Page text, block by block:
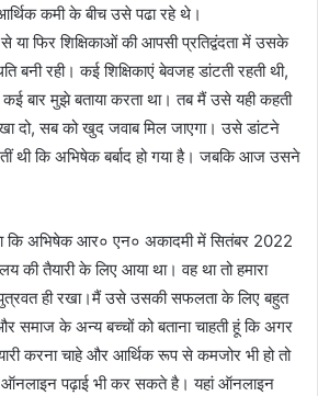
कमी के बीच उसे पढा रहे थे।
या फिर शिक्षिकाओं की आपसी प्रतिद्वंदता में उसके
बनी रही। कई शिक्षिकाएं बेवजह डांटती रहती थी,
बार मुझे बताया करता था। तब मैं उसे यही कहती
दो, सब को खुद जवाब मिल जाएगा। उसे डांटने
थी कि अभिषेक बर्बाद हो गया है। जबकि आज उसने
कि अभिषेक आर० एन० अकादमी में सितंबर 2022
की तैयारी के लिए आया था। वह था तो हमारा
पुत्रवत ही रखा।मैं उसे उसकी सफलता के लिए बहुत
समाज के अन्य बच्चों को बताना चाहती हूं कि अगर
करना चाहे और आर्थिक रूप से कमजोर भी हो तो
पढ़ाई भी कर सकते है। यहां ऑनलाइन